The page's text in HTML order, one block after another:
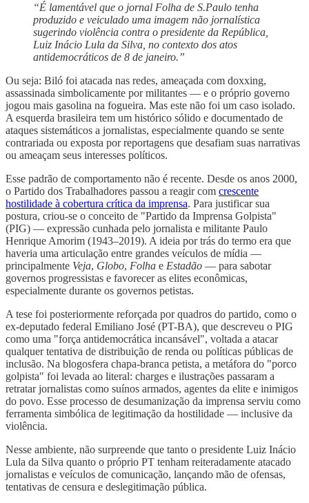
“É lamentável que o jornal Folha de S.Paulo tenha
produzido e veiculado uma imagem não jornalística
sugerindo violência contra o presidente da República,
Luiz Inácio Lula da Silva, no contexto dos atos
antidemocráticos de 8 de janeiro.”
Ou seja: Biló foi atacada nas redes, ameaçada com doxxing,
assassinada simbolicamente por militantes — e o próprio governo
jogou mais gasolina na fogueira. Mas este não foi um caso isolado.
A esquerda brasileira tem um histórico sólido e documentado de
ataques sistemáticos a jornalistas, especialmente quando se sente
contrariada ou exposta por reportagens que desafiam suas narrativas
ou ameaçam seus interesses políticos.
Esse padrão de comportamento não é recente. Desde os anos 2000,
o Partido dos Trabalhadores passou a reagir com crescente
hostilidade à cobertura crítica da imprensa. Para justificar sua
postura, criou-se o conceito de "Partido da Imprensa Golpista"
(PIG) — expressão cunhada pelo jornalista e militante Paulo
Henrique Amorim (1943–2019). A ideia por trás do termo era que
haveria uma articulação entre grandes veículos de mídia —
principalmente Veja, Globo, Folha e Estadão — para sabotar
governos progressistas e favorecer as elites econômicas,
especialmente durante os governos petistas.
A tese foi posteriormente reforçada por quadros do partido, como o
ex-deputado federal Emiliano José (PT-BA), que descreveu o PIG
como uma "força antidemocrática incansável", voltada a atacar
qualquer tentativa de distribuição de renda ou políticas públicas de
inclusão. Na blogosfera chapa-branca petista, a metáfora do "porco
golpista" foi levada ao literal: charges e ilustrações passaram a
retratar jornalistas como suínos armados, agentes da elite e inimigos
do povo. Esse processo de desumanização da imprensa serviu como
ferramenta simbólica de legitimação da hostilidade — inclusive da
violência.
Nesse ambiente, não surpreende que tanto o presidente Luiz Inácio
Lula da Silva quanto o próprio PT tenham reiteradamente atacado
jornalistas e veículos de comunicação, lançando mão de ofensas,
tentativas de censura e deslegitimação pública.